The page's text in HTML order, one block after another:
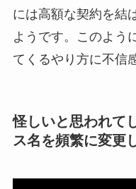
には高額な契約を結
ようです。このよう
てくるやり方に不信
怪しいと思われて
ス名を頻繁に変更